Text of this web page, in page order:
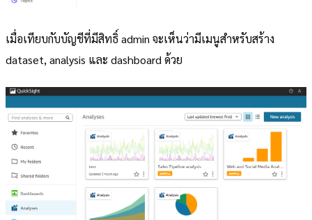
เมื่อเทียบกับบัญชีที่มีสิทธิ์ admin จะเห็นว่ามีเมนูสำหรับสร้าง
dataset, analysis และ dashboard ด้วย